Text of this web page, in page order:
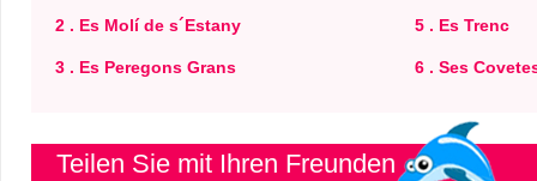
2 . Es Molí de s´Estany
3 . Es Peregons Grans
5 . Es Trenc
6 . Ses
Teilen Sie mit Ihren Freunden